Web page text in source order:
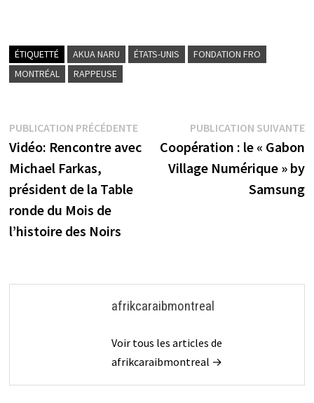
ÉTIQUETTÉ AKUA NARU ÉTATS-UNIS
FONDATION FRO
MONTRÉAL
RAPPEUSE
Navigation
de
l’article
PUBLICATION PRÉCÉDENTEPublication
précédente :
Vidéo: Rencontre avec
Michael Farkas,
président de la Table
ronde du Mois de
l’histoire des Noirs
PUBLICATION SUIVANTE
Coopération : le « Gabon
Village Numérique » by
Samsung
afrikcaraibmontreal
Voir tous les articles de
afrikcaraibmontreal →